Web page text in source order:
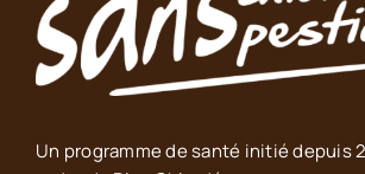
Un programme de santé initié depuis